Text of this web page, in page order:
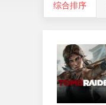
综合排序